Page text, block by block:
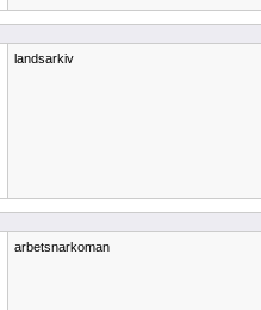
landsarkiv
arbetsnarkoman